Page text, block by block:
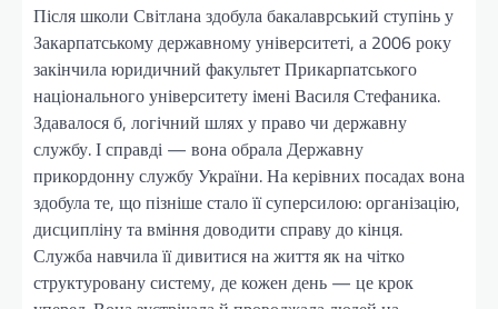
Після школи Світлана здобула бакалаврський ступінь у
Закарпатському державному університеті, а 2006 року
закінчила юридичний факультет Прикарпатського
національного університету імені Василя Стефаника.
Здавалося б, логічний шлях у право чи державну
службу. І справді — вона обрала Державну
прикордонну службу України. На керівних посадах вона
здобула те, що пізніше стало її суперсилою: організацію,
дисципліну та вміння доводити справу до кінця.
Служба навчила її дивитися на життя як на чітко
структуровану систему, де кожен день — це крок